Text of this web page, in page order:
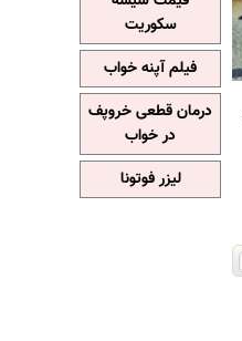
سکوریت
فیلم آپنه خواب
درمان قطعی خروپف
در خواب
لیزر فوتونا